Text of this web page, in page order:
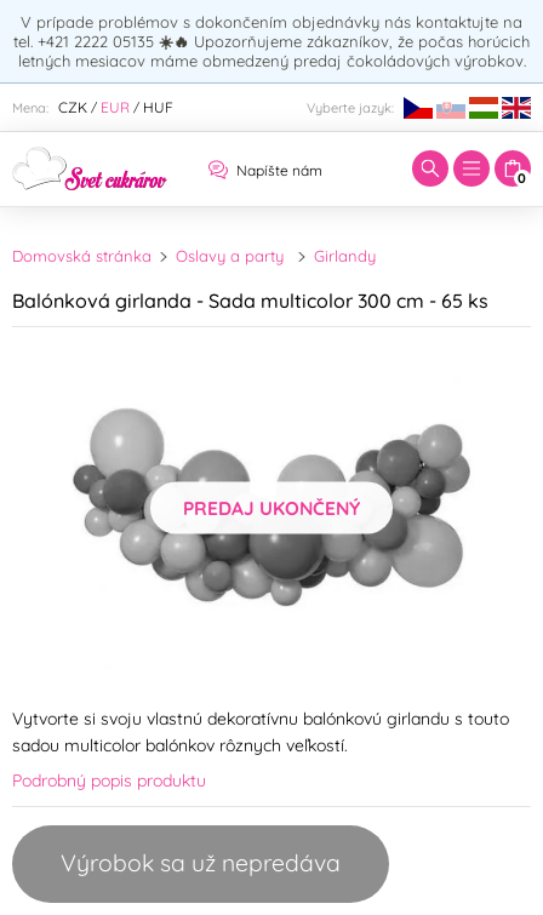
V prípade problémov s dokončením objednávky nás kontaktujte na
tel. +421 2222 05135 ☀️🔥 Upozorňujeme zákazníkov, že počas horúcich
letných mesiacov máme obmedzený predaj čokoládových výrobkov.
Mena: CZK / EUR / HUF Vyberte jazyk:
Napíšte nám 0
Zadajte hľadaný výraz:
Domovská stránka Oslavy a party Girlandy
Balónková girlanda - Sada multicolor 300 cm - 65 ks
PREDAJ UKONČENÝ
Vytvorte si svoju vlastnú dekoratívnu balónkovú girlandu s touto
sadou multicolor balónkov rôznych veľkostí.
Podrobný popis produktu
Výrobok sa už nepredáva